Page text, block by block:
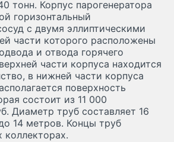
тонн. Корпус парогенератора
горизонтальный
с двумя эллиптическими
части которого расположены
и отвода горячего
части корпуса находится
в нижней части корпуса
поверхность
состоит из 11 000
Диаметр труб составляет 16
14 метров. Концы труб
коллекторах.